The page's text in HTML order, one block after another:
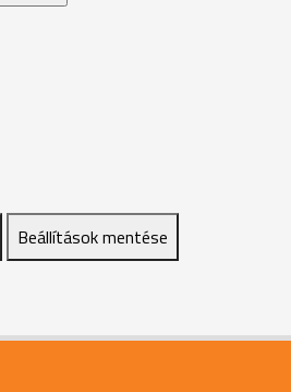
Beállítások mentése